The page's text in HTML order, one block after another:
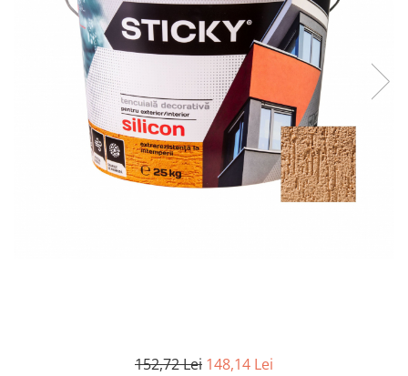
Accesorii gips carton
Plăci gips carton
Elemente de zidărie
Blocuri ceramice cu găuri
Bolțari din beton
Plasă de armare pentru fațade
152,72 Lei 148,14 Lei